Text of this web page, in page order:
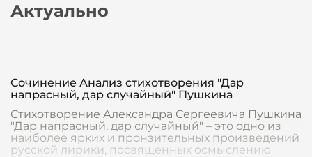
Актуально
Сочинение Анализ стихотворения "Дар
напрасный, дар случайный" Пушкина
Стихотворение Александра Сергеевича Пушкина
"Дар напрасный, дар случайный" – это одно из
наиболее ярких и пронзительных произведений
русской лирики, посвященных осмыслению